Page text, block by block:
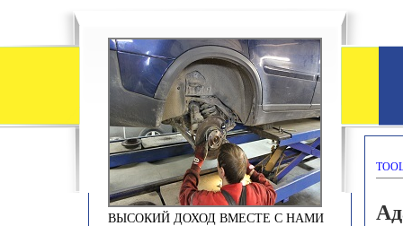
ВЫСОКИЙ ДОХОД ВМЕСТЕ С НАМИ